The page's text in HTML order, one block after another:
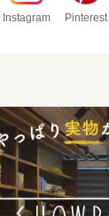
Instagram Pinterest